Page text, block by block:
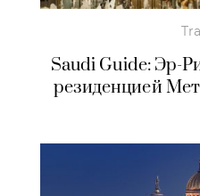
Saudi Guide: Эр-
резиденцией